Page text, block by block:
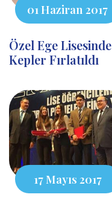
01 Haziran 2017
Özel Ege Lisesinde
Kepler Fırlatıldı
17 Mayıs 2017